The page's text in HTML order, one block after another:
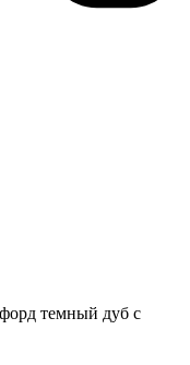
темный дуб с